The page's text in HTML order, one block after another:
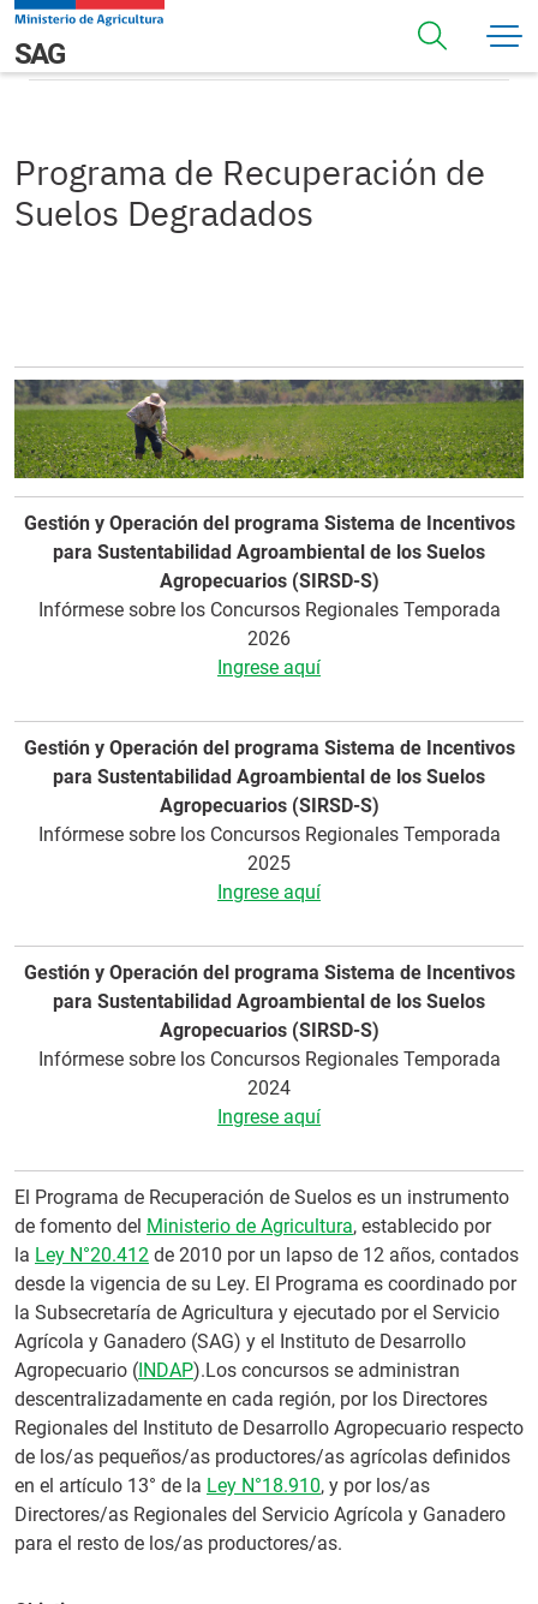
Pasar al contenido principal
Navegación principal
SAGPrograma de Recuperación de Suelos Degradados
Programa de Recuperación de
Suelos Degradados
Gestión y Operación del programa Sistema de Incentivos
para Sustentabilidad Agroambiental de los Suelos
Agropecuarios (SIRSD-S)
Infórmese sobre los Concursos Regionales Temporada
2026
Ingrese aquí
Gestión y Operación del programa Sistema de Incentivos
para Sustentabilidad Agroambiental de los Suelos
Agropecuarios (SIRSD-S)
Infórmese sobre los Concursos Regionales Temporada
2025
Ingrese aquí
Gestión y Operación del programa Sistema de Incentivos
para Sustentabilidad Agroambiental de los Suelos
Agropecuarios (SIRSD-S)
Infórmese sobre los Concursos Regionales Temporada
2024
Ingrese aquí
El Programa de Recuperación de Suelos es un instrumento
de fomento del Ministerio de Agricultura, establecido por
la Ley N°20.412 de 2010 por un lapso de 12 años, contados
desde la vigencia de su Ley. El Programa es coordinado por
la Subsecretaría de Agricultura y ejecutado por el Servicio
Agrícola y Ganadero (SAG) y el Instituto de Desarrollo
Agropecuario (INDAP).Los concursos se administran
descentralizadamente en cada región, por los Directores
Regionales del Instituto de Desarrollo Agropecuario respecto
de los/as pequeños/as productores/as agrícolas definidos
en el artículo 13° de la Ley N°18.910, y por los/as
Directores/as Regionales del Servicio Agrícola y Ganadero
para el resto de los/as productores/as.